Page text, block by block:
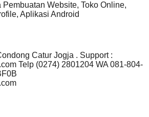
Pembuatan Website, Toko Online,
Aplikasi Android
Catur Jogja . Support :
Telp (0274) 2801204 WA 081-804-